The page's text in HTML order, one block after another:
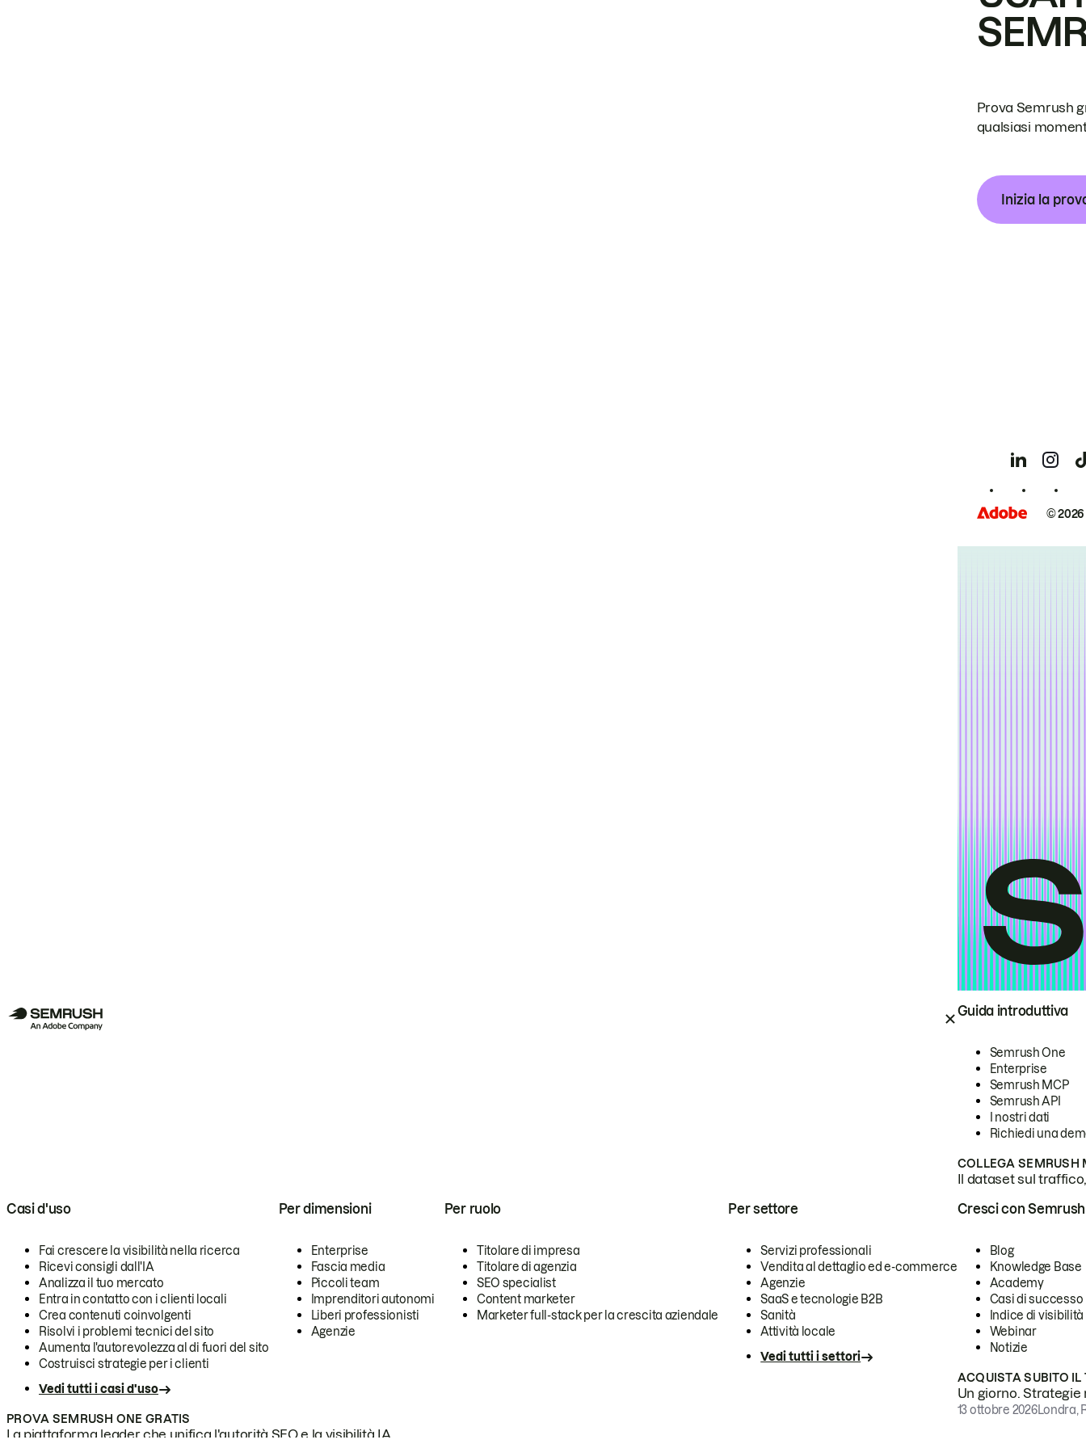
Guida introduttiva
Semrush One
Enterprise
Semrush MCP
Semrush API
I nostri dati
Richiedi una
COLLEGA SEMRUSH
Il dataset sul
Casi d'uso
Fai crescere la visibilità nella ricerca
Ricevi consigli dall'IA
Analizza il tuo mercato
Entra in contatto con i clienti locali
Crea contenuti coinvolgenti
Risolvi i problemi tecnici del sito
Aumenta l'autorevolezza al di fuori del sito
Costruisci strategie per i clienti
Vedi tutti i casi d'uso
Per dimensioni
Enterprise
Fascia media
Piccoli team
Imprenditori autonomi
Liberi professionisti
Agenzie
Per ruolo
Titolare di impresa
Titolare di agenzia
SEO specialist
Content marketer
Marketer full-stack per la crescita aziendale
Per settore
Servizi professionali
Vendita al dettaglio ed e-commerce
Agenzie
SaaS e tecnologie B2B
Sanità
Attività locale
Vedi tutti i settori
PROVA SEMRUSH ONE GRATIS
La piattaforma leader che unifica l'autorità SEO e la visibilità IA.
Cresci con Semrush
Blog
Knowledge Base
Academy
Casi di successo
Indice di visibilità
Webinar
Notizie
ACQUISTA SUBITO IL
Un giorno.
13 ottobre 2026Londra,
Prova Semrush
qualsiasi
Inizia la
©